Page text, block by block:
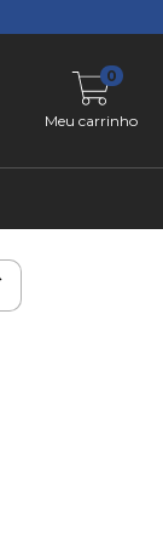
Meu carrinho
0